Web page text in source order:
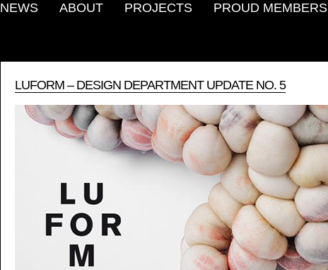
NEWS ABOUT PROJECTS PROUD MEMBERS
LUFORM – DESIGN DEPARTMENT UPDATE NO. 5